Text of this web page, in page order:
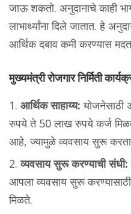
जाऊ शकतो. अनुदानाचे काही
लाभार्थ्यांना दिले जातात. हे
आर्थिक दबाव कमी करण्यास
मुख्यमंत्री रोजगार निर्मिती
आर्थिक साहाय्य: योजनेसाठी
रुपये ते 50 लाख रुपये कर्ज
आहे, ज्यामुळे व्यवसाय सुरू
व्यवसाय सुरू करण्याची संधी:
आपला व्यवसाय सुरू
मिळते.